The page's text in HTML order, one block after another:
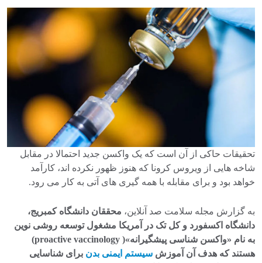
تحقیقات حاکی از آن است که یک واکسن جدید احتمالا در مقابل
شاخه هایی از ویروس کرونا که هنوز ظهور نکرده اند، کارآمد
خواهد بود و برای مقابله با همه گیری های آتی به کار می رود.
به گزارش مجله سلامت صد آنلاین، محققان دانشگاه کمبریج،
دانشگاه اکسفورد و کل تک در آمریکا مشغول توسعه روشی نوین
به نام «واکسن شناسی پیشگیرانه»( proactive vaccinology)
هستند که هدف آن آموزش سیستم ایمنی بدن برای شناسایی